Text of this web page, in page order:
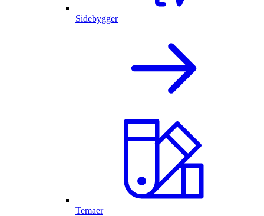
Sidebygger
Temaer